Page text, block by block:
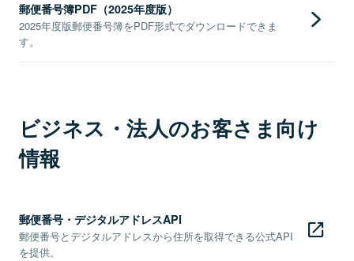
郵便番号簿PDF（2025年度版）
2025年度版郵便番号簿をPDF形式でダウンロードできま
す。
ビジネス・法人のお客さま向け
情報
郵便番号・デジタルアドレスAPI
郵便番号とデジタルアドレスから住所を取得できる公式API
を提供。